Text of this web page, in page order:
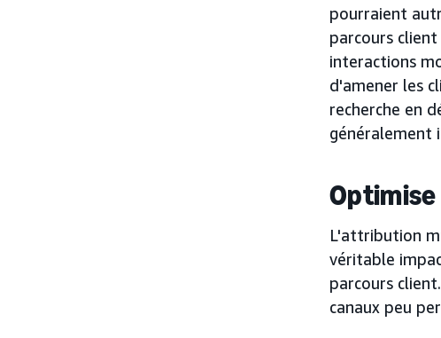
pourraient
parcours
interactions
d'amener les
recherche en
généralement
L'attribution
véritable
parcours
canaux peu